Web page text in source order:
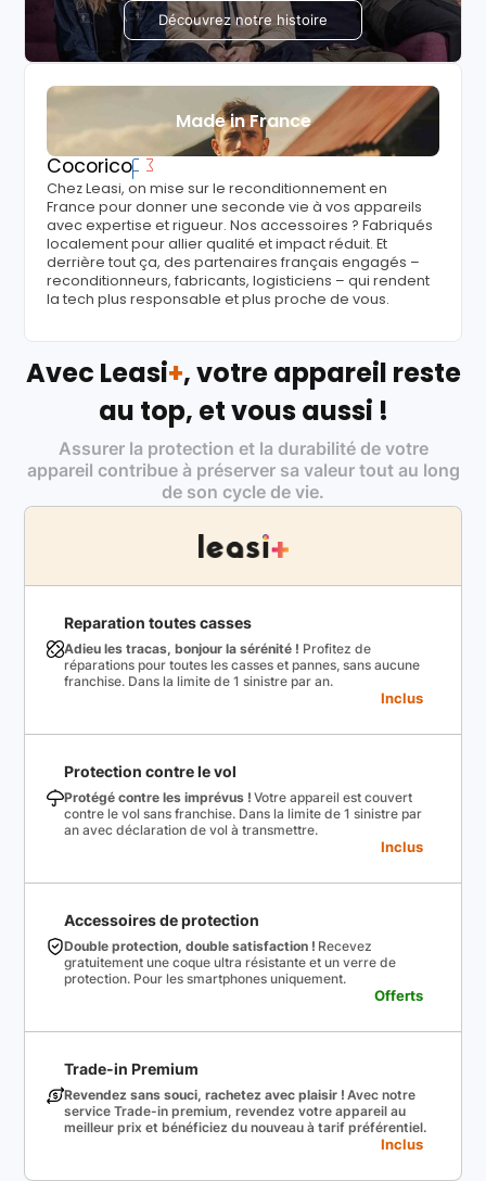
Découvrez notre histoire
Made in France
Cocorico
Chez Leasi, on mise sur le reconditionnement en
France pour donner une seconde vie à vos appareils
avec expertise et rigueur. Nos accessoires ? Fabriqués
localement pour allier qualité et impact réduit. Et
derrière tout ça, des partenaires français engagés –
reconditionneurs, fabricants, logisticiens – qui rendent
la tech plus responsable et plus proche de vous.
Avec Leasi+, votre appareil reste
au top, et vous aussi !
Assurer la protection et la durabilité de votre
appareil contribue à préserver sa valeur tout au long
de son cycle de vie.
Reparation toutes casses
Adieu les tracas, bonjour la sérénité ! Profitez de
réparations pour toutes les casses et pannes, sans aucune
franchise. Dans la limite de 1 sinistre par an.
Inclus
Protection contre le vol
Protégé contre les imprévus ! Votre appareil est couvert
contre le vol sans franchise. Dans la limite de 1 sinistre par
an avec déclaration de vol à transmettre.
Inclus
Accessoires de protection
Double protection, double satisfaction ! Recevez
gratuitement une coque ultra résistante et un verre de
protection. Pour les smartphones uniquement.
Offerts
Trade-in Premium
Revendez sans souci, rachetez avec plaisir ! Avec notre
service Trade-in premium, revendez votre appareil au
meilleur prix et bénéficiez du nouveau à tarif préférentiel.
Inclus